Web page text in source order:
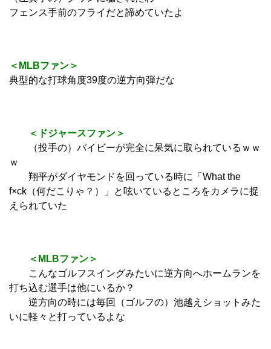
フェンス手前のフライだと諦めていたよ
＜MLBファン＞
典型的な打球角度39度の逆方向弾だな
＜ドジャースファン＞
（投手の）バイビーが完全に呆気に取られているｗｗ
ｗ
翔平がダイヤモンドを回っている時に「What the
f×ck（何だこりゃ？）」と呟いているところをカメラに捉
えられていた
＜MLBファン＞
こんなゴルフスイングみたいに逆方向へホームランを
打ち込む選手は他にいるか？
逆方向の時には毎回（ゴルフの）池越えショットみた
いに軽々と打っているよな